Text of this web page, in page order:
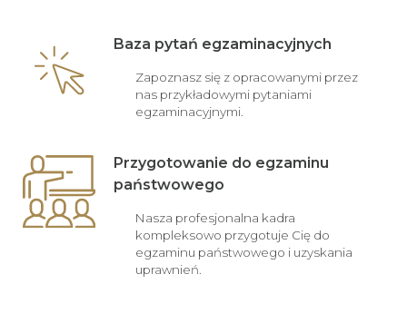
Baza pytań egzaminacyjnych
Zapoznasz się z opracowanymi przez
nas przykładowymi pytaniami
egzaminacyjnymi.
Przygotowanie do egzaminu
państwowego
Nasza profesjonalna kadra
kompleksowo przygotuje Cię do
egzaminu państwowego i uzyskania
uprawnień.